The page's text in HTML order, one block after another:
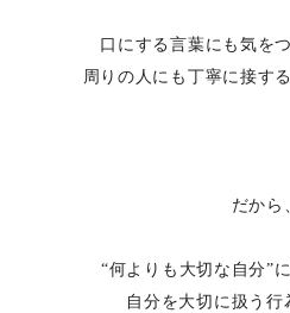
口にする言葉にも気を
周りの人にも丁寧に接す
だから
“何よりも大切な自分”
自分を大切に扱う行